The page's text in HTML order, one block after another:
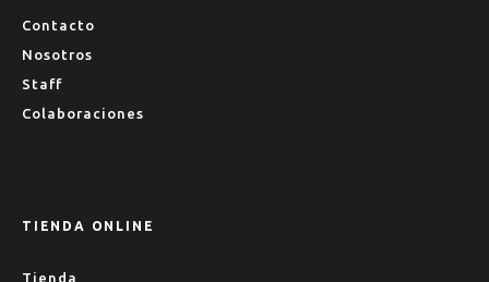
Contacto
Nosotros
Staff
Colaboraciones
TIENDA ONLINE
Tienda